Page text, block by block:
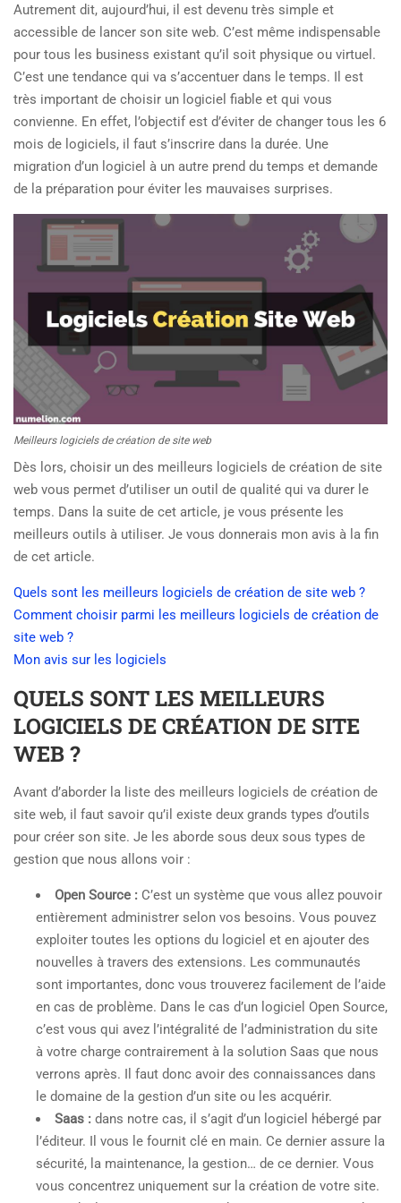
Autrement dit, aujourd’hui, il est devenu très simple et
accessible de lancer son site web. C’est même indispensable
pour tous les business existant qu’il soit physique ou virtuel.
C’est une tendance qui va s’accentuer dans le temps. Il est
très important de choisir un logiciel fiable et qui vous
convienne. En effet, l’objectif est d’éviter de changer tous les 6
mois de logiciels, il faut s’inscrire dans la durée. Une
migration d’un logiciel à un autre prend du temps et demande
de la préparation pour éviter les mauvaises surprises.
Meilleurs logiciels de création de site web
Dès lors, choisir un des meilleurs logiciels de création de site
web vous permet d’utiliser un outil de qualité qui va durer le
temps. Dans la suite de cet article, je vous présente les
meilleurs outils à utiliser. Je vous donnerais mon avis à la fin
de cet article.
Quels sont les meilleurs logiciels de création de site web ?
Comment choisir parmi les meilleurs logiciels de création de
site web ?
Mon avis sur les logiciels
QUELS SONT LES MEILLEURS
LOGICIELS DE CRÉATION DE SITE
WEB ?
Avant d’aborder la liste des meilleurs logiciels de création de
site web, il faut savoir qu’il existe deux grands types d’outils
pour créer son site. Je les aborde sous deux sous types de
gestion que nous allons voir :
Open Source : C’est un système que vous allez pouvoir
entièrement administrer selon vos besoins. Vous pouvez
exploiter toutes les options du logiciel et en ajouter des
nouvelles à travers des extensions. Les communautés
sont importantes, donc vous trouverez facilement de l’aide
en cas de problème. Dans le cas d’un logiciel Open Source,
c’est vous qui avez l’intégralité de l’administration du site
à votre charge contrairement à la solution Saas que nous
verrons après. Il faut donc avoir des connaissances dans
le domaine de la gestion d’un site ou les acquérir.
Saas : dans notre cas, il s’agit d’un logiciel hébergé par
l’éditeur. Il vous le fournit clé en main. Ce dernier assure la
sécurité, la maintenance, la gestion… de ce dernier. Vous
vous concentrez uniquement sur la création de votre site.